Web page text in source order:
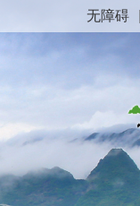
无障碍